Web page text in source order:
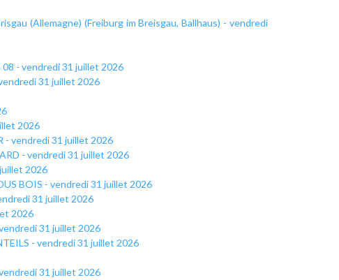
(Allemagne) (Freiburg im Breisgau, Ballhaus) - vendredi
- vendredi 31 juillet 2026
31 juillet 2026
2026
- vendredi 31 juillet 2026
- vendredi 31 juillet 2026
2026
BOIS - vendredi 31 juillet 2026
31 juillet 2026
2026
31 juillet 2026
- vendredi 31 juillet 2026
31 juillet 2026